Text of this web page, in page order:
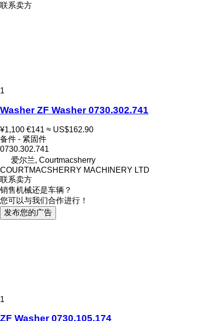
联系卖方
1
Washer ZF Washer 0730.302.741
¥1,100 €141 ≈ US$162.90
备件 - 紧固件
0730.302.741
爱尔兰, Courtmacsherry
COURTMACSHERRY MACHINERY LTD
联系卖方
销售机械还是车辆？
您可以与我们合作进行！
发布您的广告
1
ZF Washer 0730.105.174